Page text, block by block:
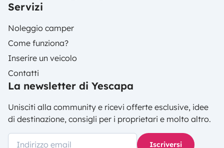
Servizi
Noleggio camper
Come funziona?
Inserire un veicolo
Contatti
La newsletter di Yescapa
Unisciti alla community e ricevi offerte esclusive, idee
di destinazione, consigli per i proprietari e molto altro.
Iscriversi